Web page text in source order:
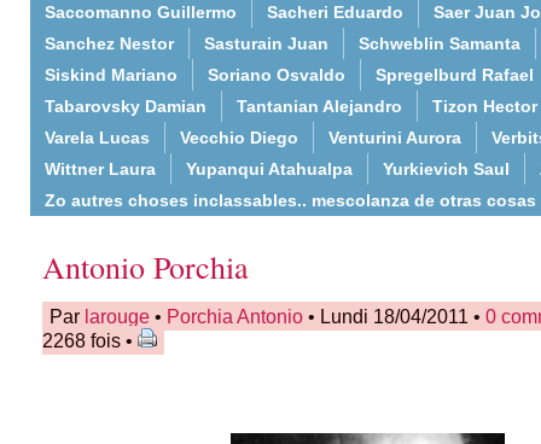
Saccomanno Guillermo
Sacheri Eduardo
Saer Juan
Sanchez Nestor
Sasturain Juan
Schweblin Samanta
Siskind Mariano
Soriano Osvaldo
Spregelburd Rafael
Tabarovsky Damian
Tantanian Alejandro
Tizon Hector
Varela Lucas
Vecchio Diego Venturini Aurora
Wittner Laura
Yupanqui Atahualpa Yurkievich Saul
Zo autres choses inclassables.. mescolanza de otras cosas
Antonio Porchia
Par larouge • Porchia Antonio • Lundi 18/04/2011 • 0
2268 fois •